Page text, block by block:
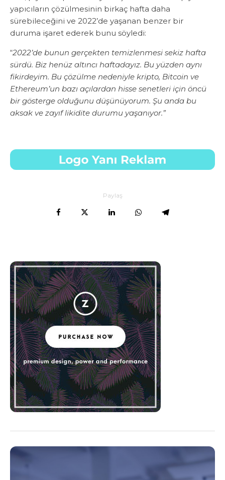
yapıcıların çözülmesinin birkaç hafta daha
sürebileceğini ve 2022’de yaşanan benzer bir
duruma işaret ederek bunu söyledi:
“2022’de bunun gerçekten temizlenmesi sekiz hafta
sürdü. Biz henüz altıncı haftadayız. Bu yüzden aynı
fikirdeyim. Bu çözülme nedeniyle kripto, Bitcoin ve
Ethereum’un bazı açılardan hisse senetleri için öncü
bir gösterge olduğunu düşünüyorum. Şu anda bu
aksak ve zayıf likidite durumu yaşanıyor.”
Paylaş